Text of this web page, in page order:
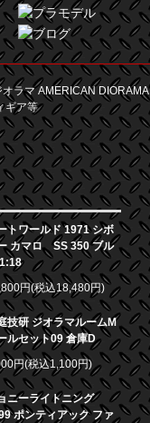
ラマ AMERICAN DIORAMA
ギア等
トワールド 1971 シボ
カマロ SS 350 ブル
円(税込18,480円)
技研 ジオラマルームM
ルセット09 倉庫D
円(税込1,100円)
ニーライトニング
ポンティアック ファ